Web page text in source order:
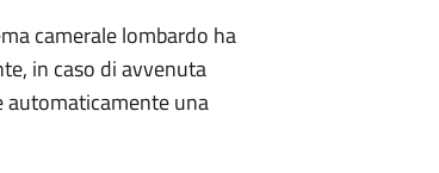
camerale lombardo ha
in caso di avvenuta
automaticamente una